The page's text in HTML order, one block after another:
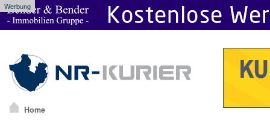
Werbung
Home